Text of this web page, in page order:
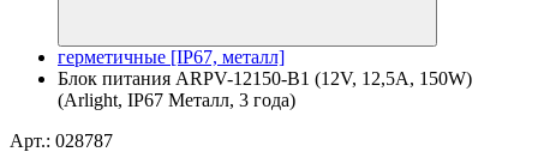
герметичные [IP67, металл]
Блок питания ARPV-12150-B1 (12V, 12,5A, 150W)
(Arlight, IP67 Металл, 3 года)
Арт.: 028787